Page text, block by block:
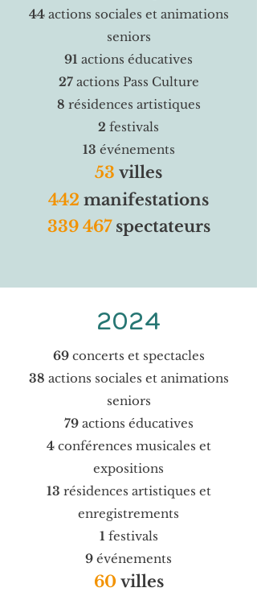
44actions sociales et animations
seniors
91 actions éducatives
27actions Pass Culture
8 résidences artistiques
2 festivals
13 événements
53 villes
442 manifestations
339 467spectateurs
2024
69concerts et spectacles
38 actions sociales et animations
seniors
79actions éducatives
4conférences musicales et
expositions
13 résidences artistiques et
enregistrements
1 festivals
9 événements
60 villes